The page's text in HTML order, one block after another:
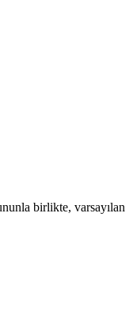
birlikte, varsayılan